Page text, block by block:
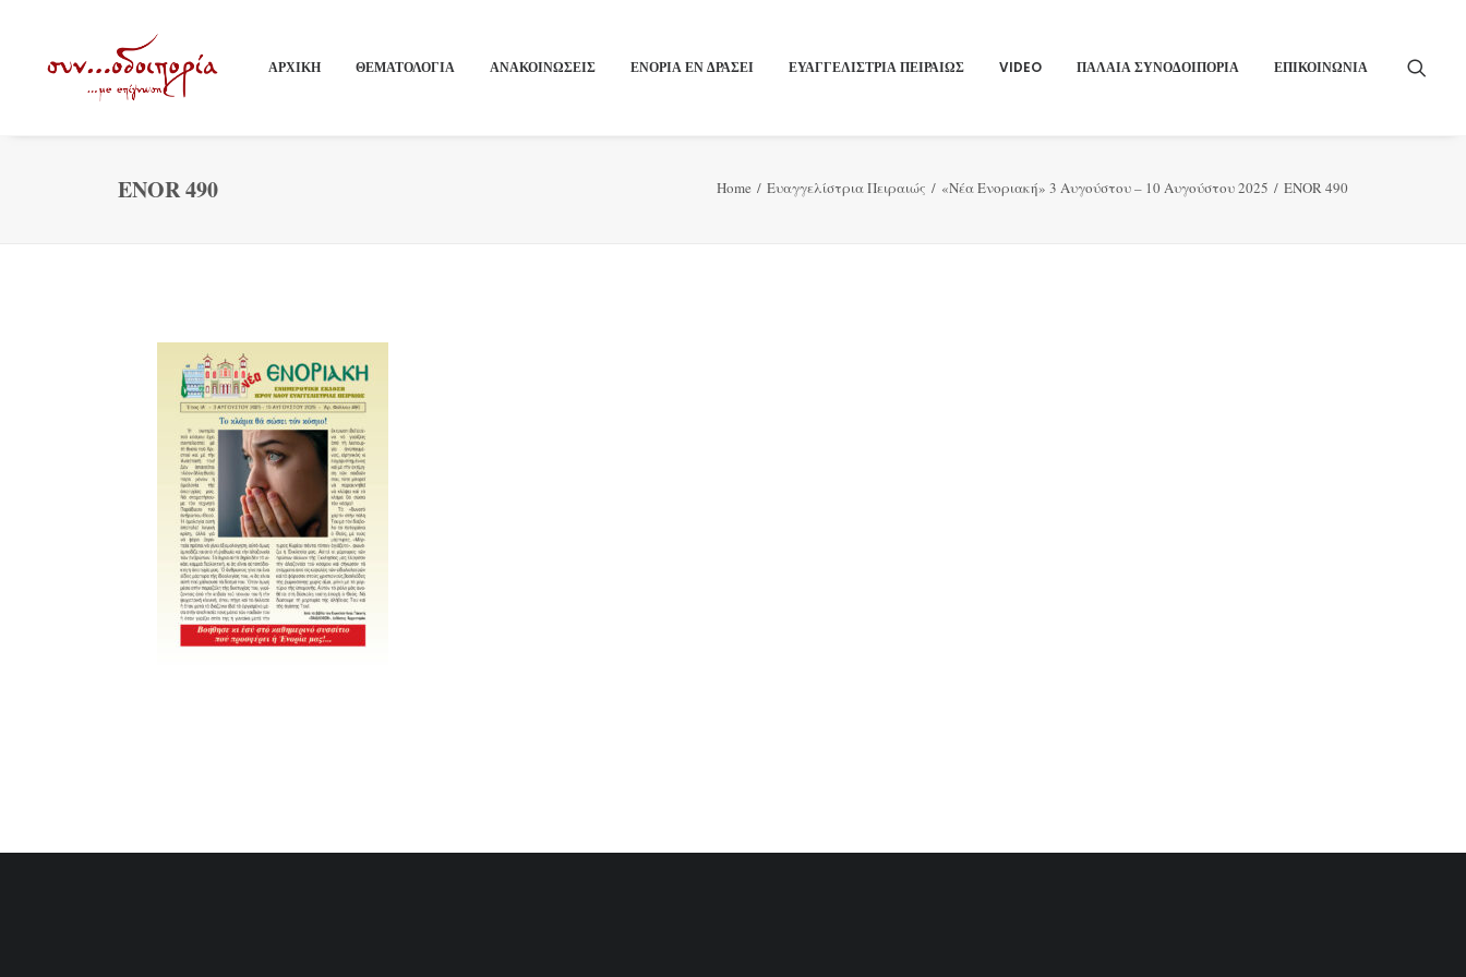
ΑΡΧΙΚΗ ΘΕΜΑΤΟΛΟΓΙΑ ΑΝΑΚΟΙΝΩΣΕΙΣ ΕΝΟΡΙΑ ΕΝ ΔΡΑΣΕΙ ΕΥΑΓΓΕΛΙΣΤΡΙΑ ΠΕΙΡΑΙΏΣ VIDEO ΠΑΛΑΙΑ ΣΥΝΟΔΟΙΠΟΡΙΑ ΕΠΙΚΟΙΝΩΝΙΑ
ENOR 490 Home Ευαγγελίστρια Πειραιώς «Νέα Ενοριακή» 3 Αυγούστου – 10 Αυγούστου 2025 ENOR 490